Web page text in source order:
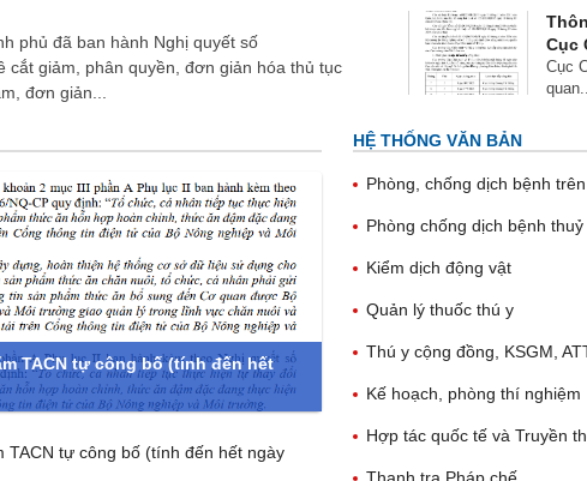
phủ đã ban hành Nghị quyết số
cắt giảm, phân quyền, đơn giản hóa thủ tục
đơn giản...
Cục
Cục
TACN tự công bố (tính đến hết
TACN tự công bố (tính đến hết ngày
HỆ THỐNG VĂN BẢN
Phòng, chống dịch bệnh
Phòng chống dịch bệnh thuỷ
Kiểm dịch động vật
Quản lý thuốc thú y
Thú y cộng đồng, KSGM,
Kế hoạch, phòng thí nghiệm
Hợp tác quốc tế và Truyền